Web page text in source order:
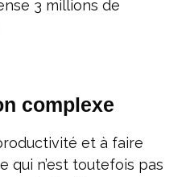
3 millions de
complexe
et à faire
qui n’est toutefois pas